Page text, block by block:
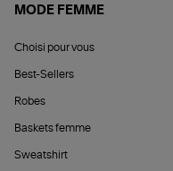
MODE FEMME
Choisi pour vous
Best-Sellers
Robes
Baskets femme
Sweatshirt